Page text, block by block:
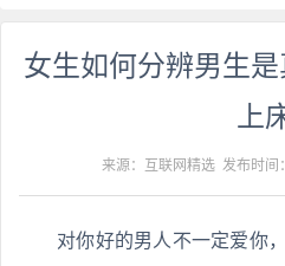
女生如何分辨男生
上
来源：互联网精选 发布时间：
对你好的男人不一定爱你